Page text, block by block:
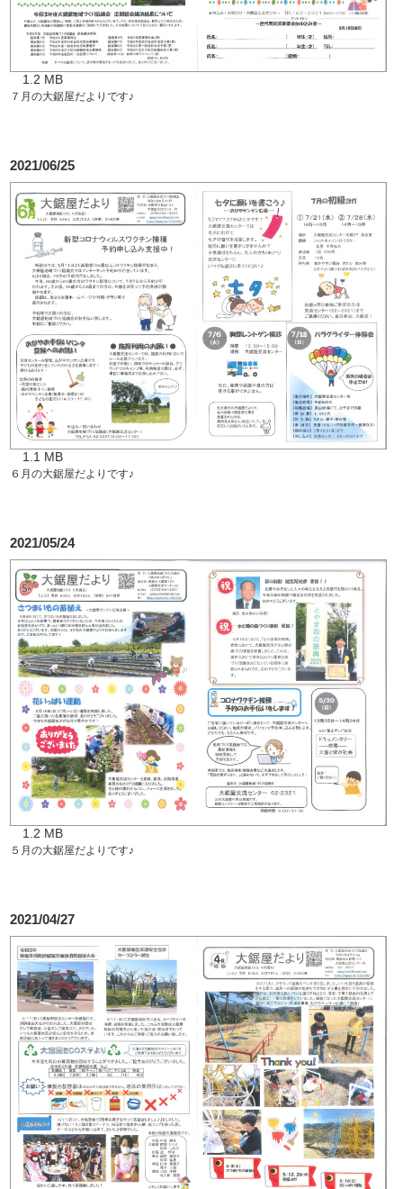
1.2 MB
７月の大鋸屋だよりです♪
2021/06/25
1.1 MB
６月の大鋸屋だよりです♪
2021/05/24
1.2 MB
５月の大鋸屋だよりです♪
2021/04/27